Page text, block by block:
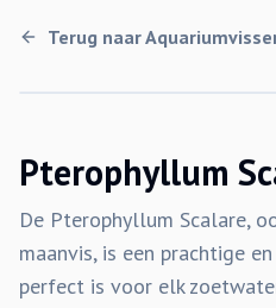
Terug naar
Pterophyllum
De Pterophyllum Scalare,
maanvis, is een prachtige
perfect is voor elk